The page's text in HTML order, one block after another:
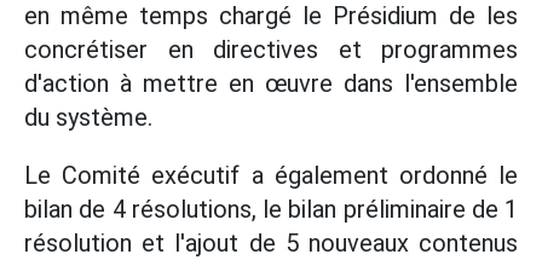
en même temps chargé le Présidium de les
concrétiser en directives et programmes
d'action à mettre en œuvre dans l'ensemble
du système.
Le Comité exécutif a également ordonné le
bilan de 4 résolutions, le bilan préliminaire de 1
résolution et l'ajout de 5 nouveaux contenus